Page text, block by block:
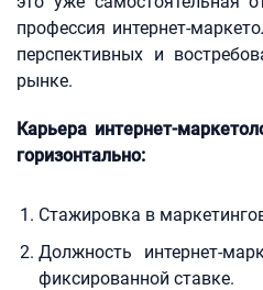
профессия интернет-
перспективных и
рынке.
Карьера интернет-
горизонтально:
Стажировка в
Должность интернет-
фиксированной ставке.